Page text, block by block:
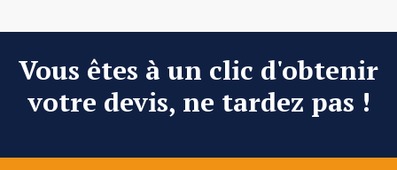
Vous êtes à un clic d'obtenir
votre devis, ne tardez pas !